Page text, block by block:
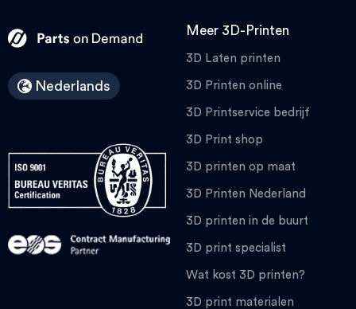
Nederlands
Meer 3D-Printen
3D Laten printen
3D Printen online
3D Printservice bedrijf
3D Print shop
3D printen op maat
3D Printen Nederland
3D printen in de buurt
3D print specialist
Wat kost 3D printen?
3D print materialen